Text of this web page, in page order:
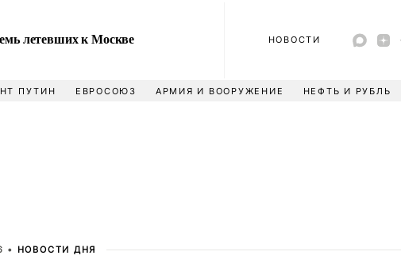
летевших к Москве
НОВОСТИ
ПУТИН ЕВРОСОЮЗ АРМИЯ И ВООРУЖЕНИЕ НЕФТЬ И РУБЛЬ
• НОВОСТИ ДНЯ